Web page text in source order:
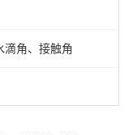
滴角、接触角